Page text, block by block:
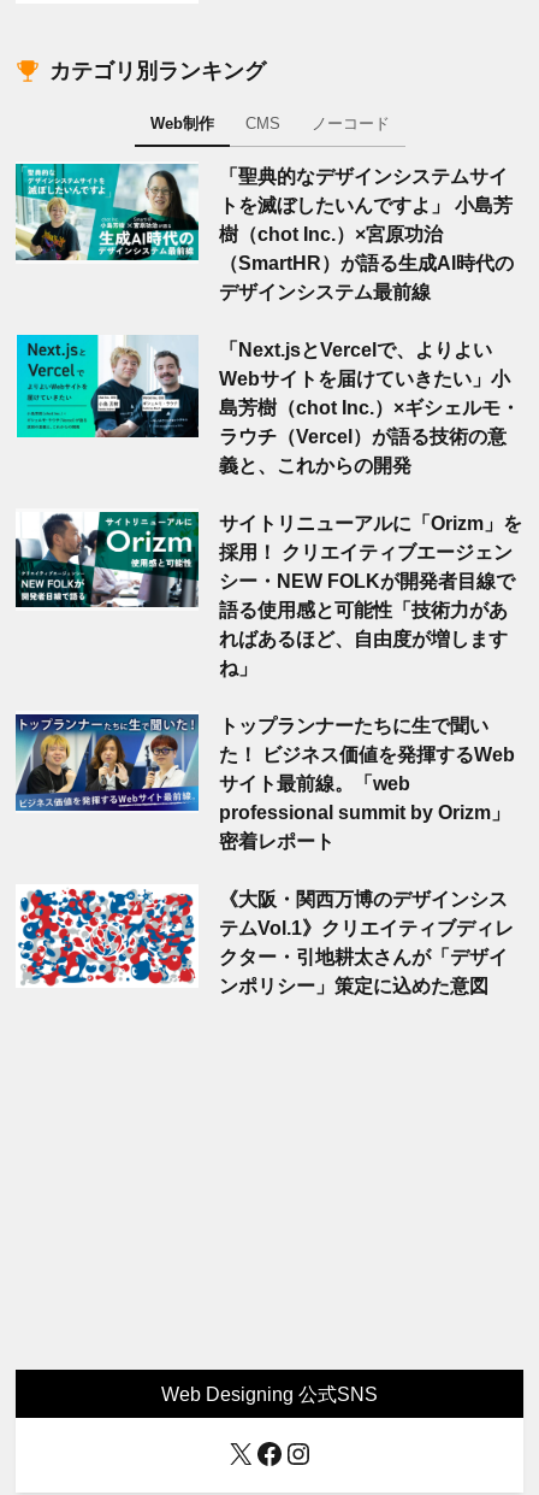
カテゴリ別ランキング
Web制作 CMS ノーコード
「聖典的なデザインシステムサイ
トを滅ぼしたいんですよ」 小島芳
樹（chot Inc.）×宮原功治
（SmartHR）が語る生成AI時代の
デザインシステム最前線
「Next.jsとVercelで、よりよい
Webサイトを届けていきたい」小
島芳樹（chot Inc.）×ギシェルモ・
ラウチ（Vercel）が語る技術の意
義と、これからの開発
サイトリニューアルに「Orizm」を
採用！ クリエイティブエージェン
シー・NEW FOLKが開発者目線で
語る使用感と可能性「技術力があ
ればあるほど、自由度が増します
ね」
トップランナーたちに生で聞い
た！ ビジネス価値を発揮するWeb
サイト最前線。「web
professional summit by Orizm」
密着レポート
《大阪・関西万博のデザインシス
テムVol.1》クリエイティブディレ
クター・引地耕太さんが「デザイ
ンポリシー」策定に込めた意図
Web Designing 公式SNS
X Facebook
Instagram